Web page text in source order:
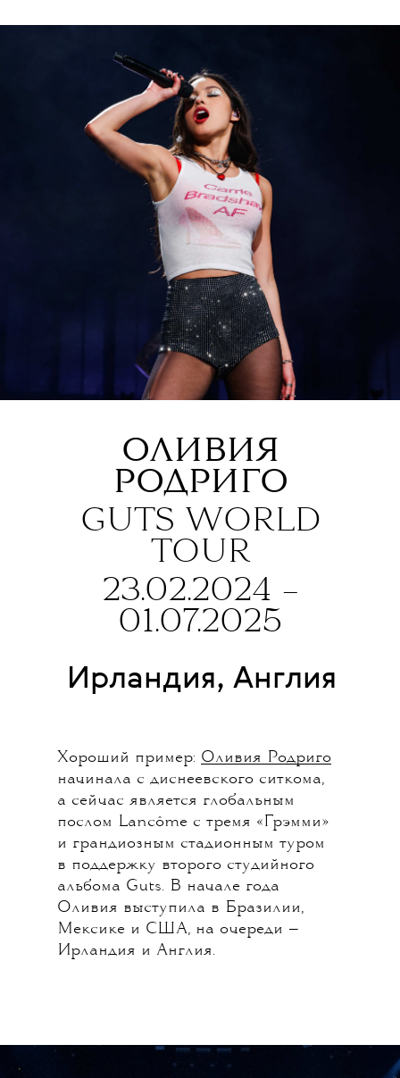
ОЛИВИЯ
РОДРИГО
GUTS WORLD
TOUR
23.02.2024 –
01.07.2025
Ирландия, Англия
Хороший пример: Оливия Родриго
начинала с диснеевского ситкома,
а сейчас является глобальным
послом Lancôme с тремя «Грэмми»
и грандиозным стадионным туром
в поддержку второго студийного
альбома Guts. В начале года
Оливия выступила в Бразилии,
Мексике и США, на очереди —
Ирландия и Англия.